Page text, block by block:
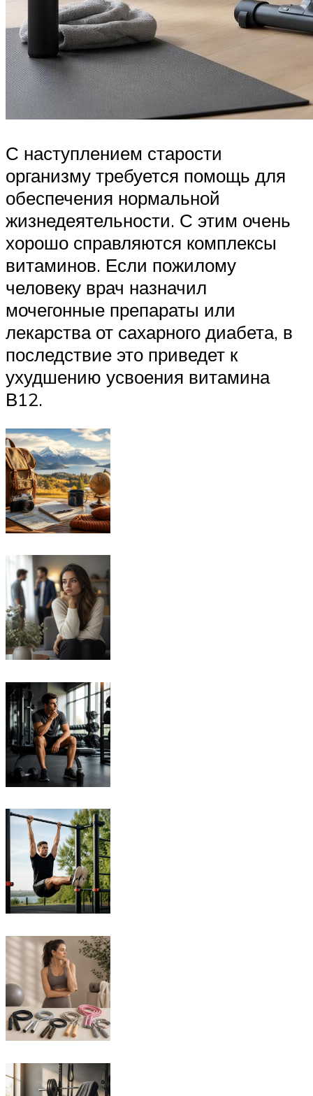
С наступлением старости
организму требуется помощь для
обеспечения нормальной
жизнедеятельности. С этим очень
хорошо справляются комплексы
витаминов. Если пожилому
человеку врач назначил
мочегонные препараты или
лекарства от сахарного диабета, в
последствие это приведет к
ухудшению усвоения витамина
В12.